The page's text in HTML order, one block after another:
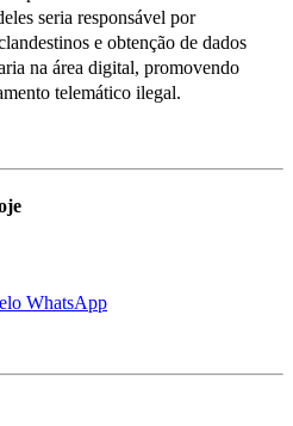
seria responsável por
e obtenção de dados
na área digital, promovendo
telemático ilegal.
WhatsApp